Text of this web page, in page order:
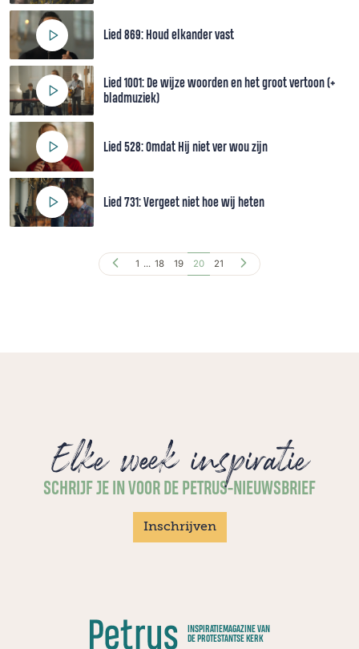
Lied 869: Houd elkander vast
Lied 1001: De wijze woorden en het groot vertoon (+
bladmuziek)
Lied 528: Omdat Hij niet ver wou zijn
Lied 731: Vergeet niet hoe wij heten
1 ... 18 19 20 21
Elke week inspiratie
SCHRIJF JE IN VOOR DE PETRUS-NIEUWSBRIEF
Inschrijven
INSPIRATIEMAGAZINE VAN
DE PROTESTANTSE KERK